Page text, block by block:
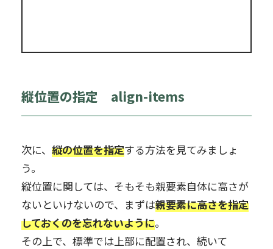
縦位置の指定 align-items
次に、 縦の位置を指定する方法を見てみましょ
う。
縦位置に関しては、そもそも親要素自体に高さが
ないといけないので、まずは親要素に高さを指定
しておくのを忘れないように。
その上で、標準では上部に配置され、続いて